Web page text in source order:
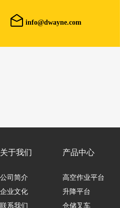
 info@dwayne.com
关于我们
公司简介
企业文化
联系我们
产品中心
高空作业平台
升降平台
仓储叉车